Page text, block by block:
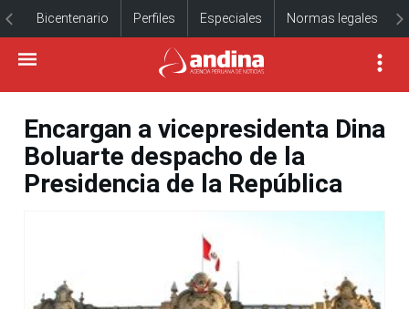
Bicentenario Perfiles Especiales Normas legales
Encargan a vicepresidenta Dina
Boluarte despacho de la
Presidencia de la República